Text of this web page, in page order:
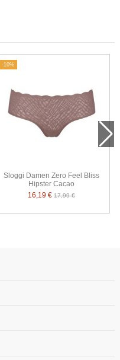
-10%
Sloggi Damen Zero Feel Bliss
Hipster Cacao
16,19 €17,99 €